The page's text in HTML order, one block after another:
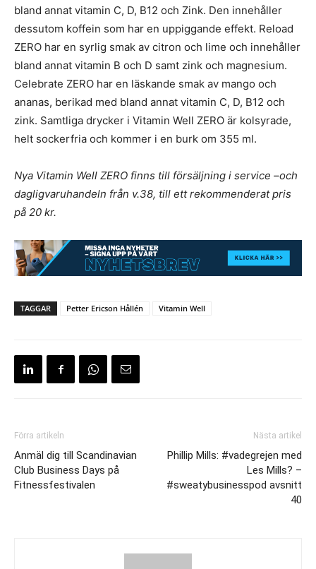
bland annat vitamin C, D, B12 och Zink. Den innehåller
dessutom koffein som har en uppiggande effekt. Reload
ZERO har en syrlig smak av citron och lime och innehåller
bland annat vitamin B och D samt zink och magnesium.
Celebrate ZERO har en läskande smak av mango och
ananas, berikad med bland annat vitamin C, D, B12 och
zink. Samtliga drycker i Vitamin Well ZERO är kolsyrade,
helt sockerfria och kommer i en burk om 355 ml.
Nya Vitamin Well ZERO finns till försäljning i service –och
dagligvaruhandeln från v.38, till ett rekommenderat pris
på 20 kr.
TAGGAR Petter Ericson Hållén Vitamin Well
Förra artikeln
Anmäl dig till Scandinavian
Club Business Days på
Fitnessfestivalen
Nästa artikel
Phillip Mills: #vadegrejen med
Les Mills? –
#sweatybusinesspod avsnitt
40